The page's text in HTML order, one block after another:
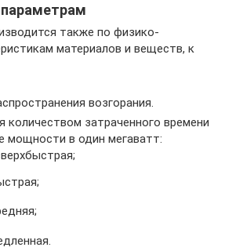
также по физико-
материалов и веществ, к
возгорания.
количеством затраченного времени
мощности в один мегаватт: